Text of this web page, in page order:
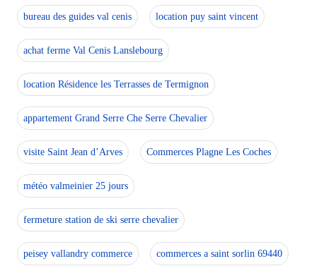
Imaginez vos vacances dans ce bien grâce à la visite
Le jour de votre arrivée, l’appartement sera disponible
bureau des guides val cenis location puy saint vincent
achat ferme Val Cenis Lanslebourg
location Résidence les Terrasses de Termignon
appartement Grand Serre Che Serre Chevalier
visite Saint Jean d’Arves Commerces Plagne Les Coches
météo valmeinier 25 jours
fermeture station de ski serre chevalier
peisey vallandry commerce commerces a saint sorlin 69440